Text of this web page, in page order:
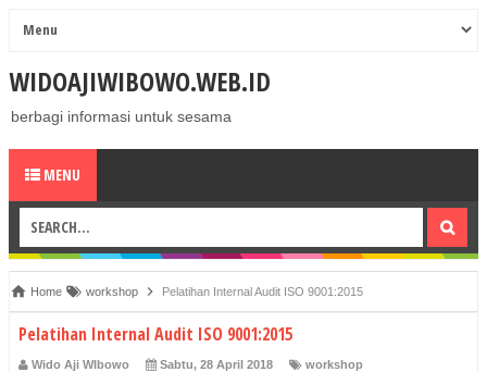
WIDOAJIWIBOWO.WEB.ID
berbagi informasi untuk sesama
MENU
Home workshop Pelatihan Internal Audit ISO 9001:2015
Pelatihan Internal Audit ISO 9001:2015
Wido Aji WIbowo Sabtu, 28 April 2018 workshop